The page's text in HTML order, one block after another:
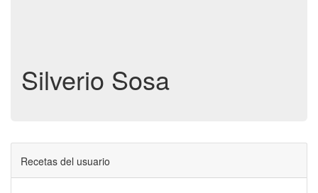
Silverio Sosa
Recetas del usuario